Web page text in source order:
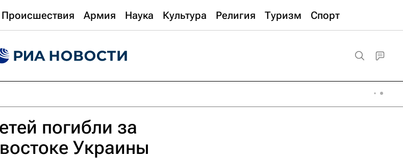
Происшествия Армия Наука Культура Религия Туризм Спорт
погибли за
Украины